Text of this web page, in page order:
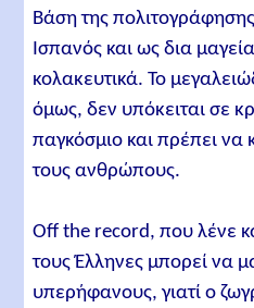
Βάση της
Ισπανός και ως δια
κολακευτικά. Το
όμως, δεν υπόκειται σε
παγκόσμιο και πρέπει
τους ανθρώπους.
Off the record, που λένε
τους Έλληνες μπορεί να
υπερήφανους, γιατί ο